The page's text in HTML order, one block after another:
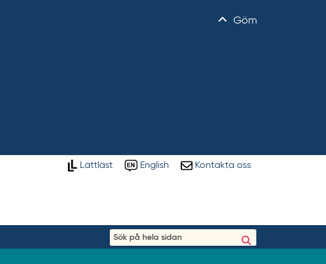
Göm
Lättläst English Kontakta oss
S
ö